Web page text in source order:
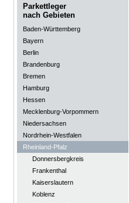
Parkettleger
nach Gebieten
Baden-Württemberg
Bayern
Berlin
Brandenburg
Bremen
Hamburg
Hessen
Mecklenburg-Vorpommern
Niedersachsen
Nordrhein-Westfalen
Rheinland-Pfalz
Donnersbergkreis
Frankenthal
Kaiserslautern
Koblenz